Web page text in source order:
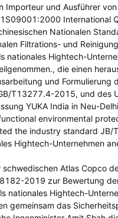
und Ausführer von
International
Nationalen
Filtrations- und
nationales Hightech-
die einen
und Formulierung
T13277.4-2015, und des
YUKA India in Neu-
environmental
the industry standard
Hightech-Unternehmen
Atlas Copco
2019 zur Bewertung
nationales Hightech-
gemeinsam das